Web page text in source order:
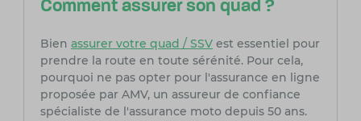
Comment assurer son quad ?
Bien assurer votre quad / SSVest essentiel pour
prendre la route en toute sérénité. Pour cela,
pourquoi ne pas opter pour l'assurance en ligne
proposée par AMV, un assureur de confiance
spécialiste de l'assurance moto depuis 50 ans.